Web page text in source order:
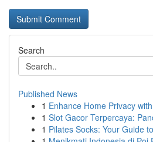
Search
Published News
1 Enhance Home Privacy
1 Slot Gacor Terpercaya:
1 Pilates Socks: Your Guide